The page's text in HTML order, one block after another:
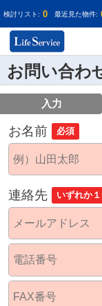
検討リスト: 0 最近見た物件:
お問い合わ
入力
お名前 必須
連絡先 いずれか